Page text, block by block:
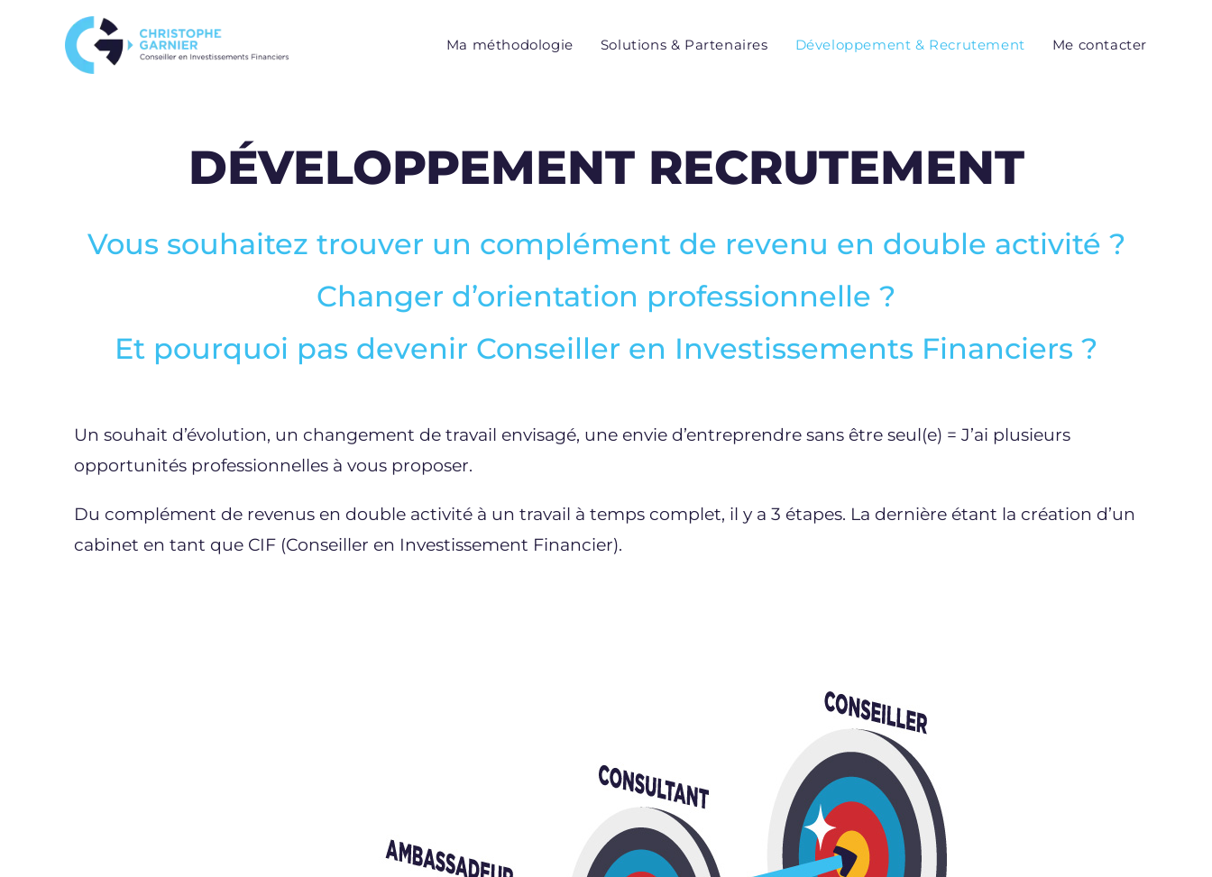
Ma méthodologie Solutions & Partenaires Développement & Recrutement Me contacter
DÉVELOPPEMENT RECRUTEMENT
Vous souhaitez trouver un complément de revenu en double activité ?
Changer d’orientation professionnelle ?
Et pourquoi pas devenir Conseiller en Investissements Financiers ?
Un souhait d’évolution, un changement de travail envisagé, une envie d’entreprendre sans être seul(e) = J’ai plusieurs
opportunités professionnelles à vous proposer.
Du complément de revenus en double activité à un travail à temps complet, il y a 3 étapes. La dernière étant la création d’un
cabinet en tant que CIF (Conseiller en Investissement Financier).